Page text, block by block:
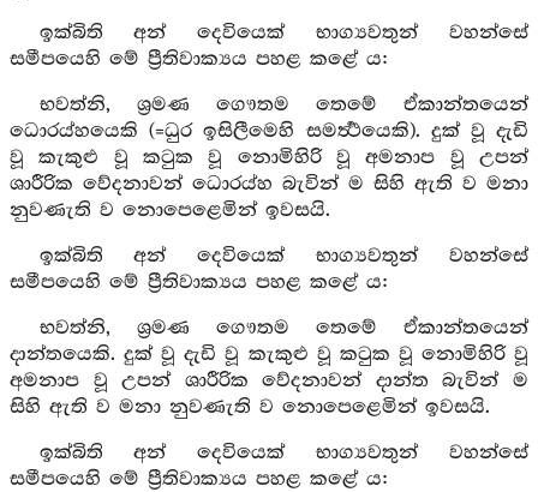
ඉක්බිති අන් දෙවියෙක් භාග්‍යවතුන් වහන්සේ
සමීපයෙහි මේ ප්‍රීතිවාක්‍යය පහළ කළේ ය:
භවත්නි, ශ්‍රමණ ගෞතම තෙමේ ඒකාන්තයෙන්
ධොරය්හයෙකි (=ධුර ඉසිලීමෙහි සමර්‍ත්‍ථයෙකි). දුක් වූ දැඩි
වූ කැකුළු වූ කටුක වූ නොමිහිරි වූ අමනාප වූ උපන්
ශාරීරික වේදනාවන් ධොරය්හ බැවින් ම සිහි ඇති ව මනා
නුවණැති ව නොපෙළෙමින් ඉවසයි.
ඉක්බිති අන් දෙවියෙක් භාග්‍යවතුන් වහන්සේ
සමීපයෙහි මේ ප්‍රීතිවාක්‍යය පහළ කළේ ය:
භවත්නි, ශ්‍රමණ ගෞතම තෙමේ ඒකාන්තයෙන්
දාන්තයෙකි. දුක් වූ දැඩි වූ කැකුළු වූ කටුක වූ නොමිහිරි වූ
අමනාප වූ උපන් ශාරීරික වේදනාවන් දාන්ත බැවින් ම
සිහි ඇති ව මනා නුවණැති ව නොපෙළෙමින් ඉවසයි.
ඉක්බිති අන් දෙවියෙක් භාග්‍යවතුන් වහන්සේ
සමීපයෙහි මේ ප්‍රීතිවාක්‍යය පහළ කළේ ය: